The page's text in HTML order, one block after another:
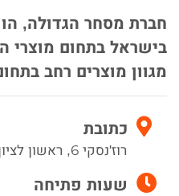
חברת מסחר הגדולה,
בישראל בתחום מוצרי
מגוון מוצרים רחב
כתובת
רוז'נסקי 6, ראשון לציון
שעות פתיחה